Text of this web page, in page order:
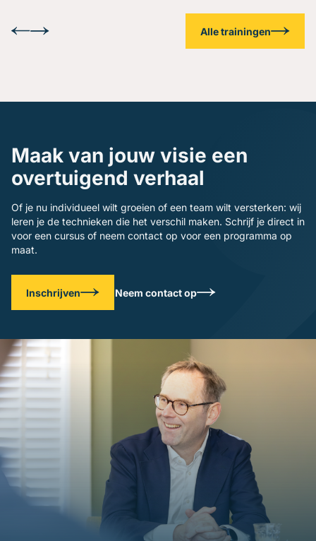
Alle trainingen
Maak van jouw visie een
overtuigend verhaal
Of je nu individueel wilt groeien of een team wilt versterken: wij
leren je de technieken die het verschil maken. Schrijf je direct in
voor een cursus of neem contact op voor een programma op
maat.
Inschrijven Neem contact op